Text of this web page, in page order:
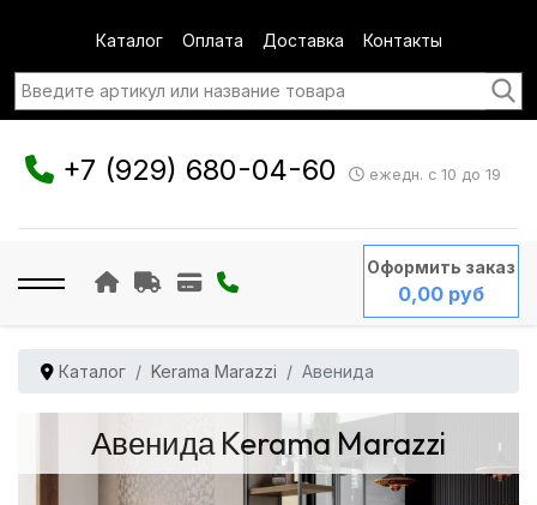
Каталог Оплата Доставка Контакты
+7 (929) 680-04-60 ежедн. с 10 до 19
Оформить заказ
0,00 руб
Каталог Kerama Marazzi Авенида
Авенида Kerama Marazzi